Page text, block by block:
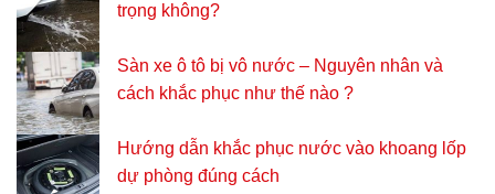
trọng không?
Sàn xe ô tô bị vô nước – Nguyên nhân và
cách khắc phục như thế nào ?
Hướng dẫn khắc phục nước vào khoang lốp
dự phòng đúng cách